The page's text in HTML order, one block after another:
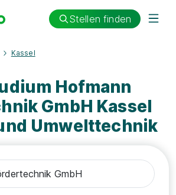
Stellen finden
Kassel
Hofmann
GmbH Kassel
Umwelttechnik